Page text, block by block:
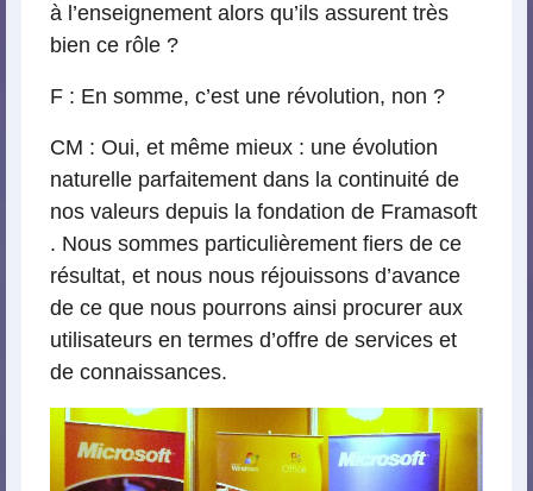
à l’enseignement alors qu’ils assurent très
bien ce rôle ?
F : En somme, c’est une révolution, non ?
CM : Oui, et même mieux : une évolution
naturelle parfaitement dans la continuité de
nos valeurs depuis la fondation de Framasoft
. Nous sommes particulièrement fiers de ce
résultat, et nous nous réjouissons d’avance
de ce que nous pourrons ainsi procurer aux
utilisateurs en termes d’offre de services et
de connaissances.